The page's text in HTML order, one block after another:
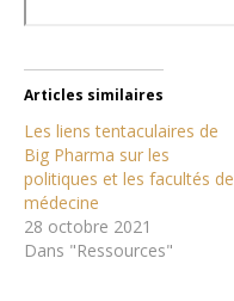
Articles similaires
Les liens tentaculaires de
Big Pharma sur les
politiques et les facultés de
médecine
28 octobre 2021
Dans "Ressources"